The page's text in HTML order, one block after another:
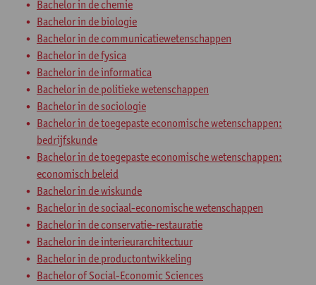
Bachelor in de chemie
Bachelor in de biologie
Bachelor in de communicatiewetenschappen
Bachelor in de fysica
Bachelor in de informatica
Bachelor in de politieke wetenschappen
Bachelor in de sociologie
Bachelor in de toegepaste economische wetenschappen:
bedrijfskunde
Bachelor in de toegepaste economische wetenschappen:
economisch beleid
Bachelor in de wiskunde
Bachelor in de sociaal-economische wetenschappen
Bachelor in de conservatie-restauratie
Bachelor in de interieurarchitectuur
Bachelor in de productontwikkeling
Bachelor of Social-Economic Sciences